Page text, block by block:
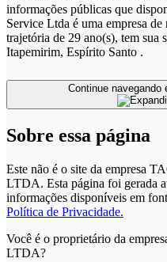
informações públicas que
Service Ltda é uma empresa
trajetória de 29 ano(s), tem sua
Itapemirim, Espírito Santo .
Sobre essa página
Este não é o site da empresa
LTDA. Esta página foi gerada
informações disponíveis em
Política de Privacidade.
Você é o proprietário da
LTDA?